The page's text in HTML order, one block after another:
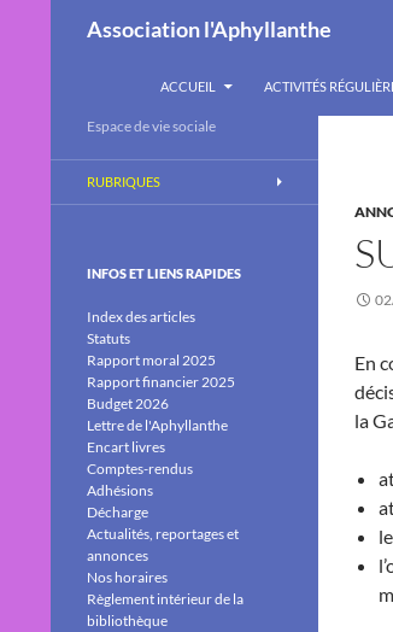
Association l'Aphyllanthe
ACCUEIL
ACTIVITÉS
En
la
Espace de vie sociale
RUBRIQUES
INFOS ET LIENS RAPIDES
Index des articles
Statuts
Rapport moral 2025
Rapport financier 2025
Budget 2026
Lettre de l'Aphyllanthe
Encart livres
Comptes-rendus
Adhésions
Décharge
Actualités, reportages et
annonces
Nos horaires
Règlement intérieur de la
bibliothèque